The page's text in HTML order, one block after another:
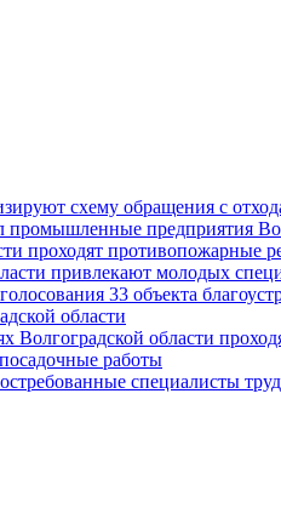
схему обращения с
промышленные предприятия
проходят противопожарные
привлекают молодых
33 объекта
области
Волгоградской области
работы
специалисты